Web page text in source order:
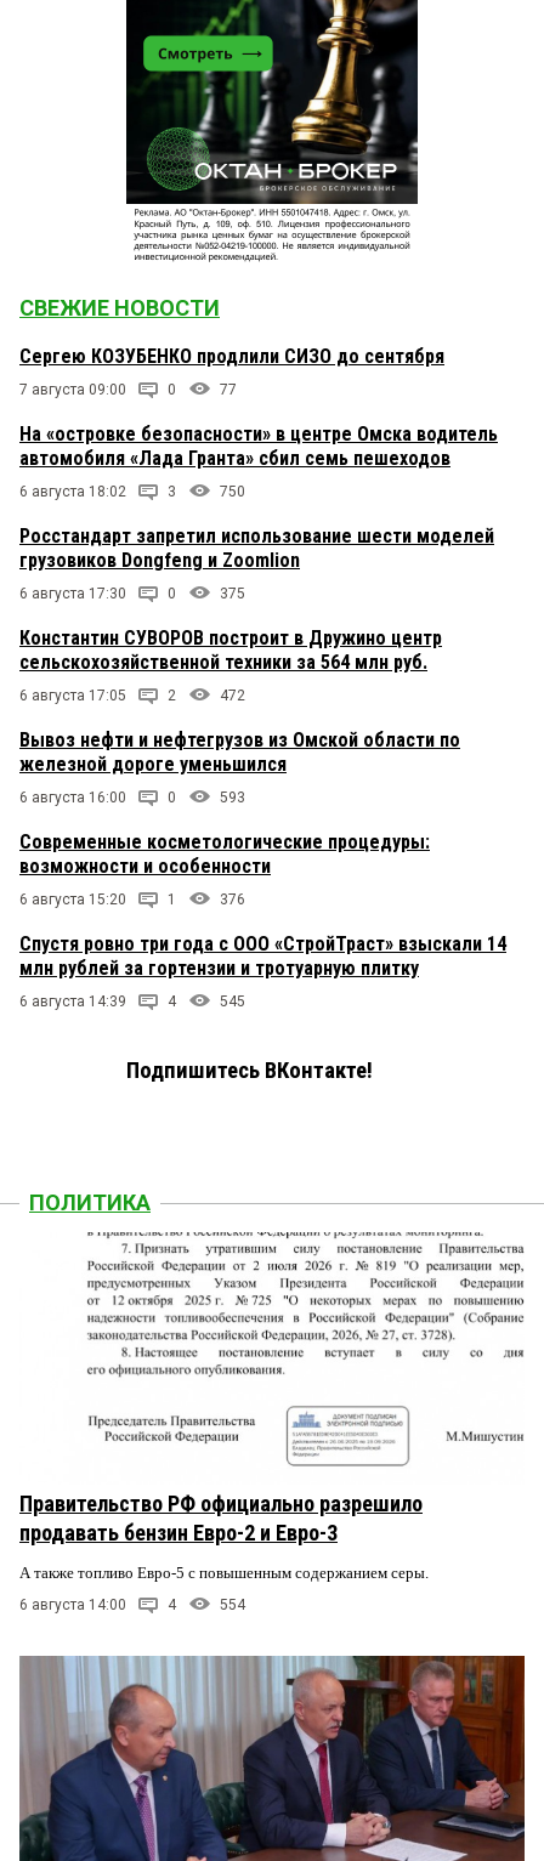
СВЕЖИЕ НОВОСТИ
Сергею КОЗУБЕНКО продлили СИЗО до сентября
7 августа 09:00 0 77
На «островке безопасности» в центре Омска водитель
автомобиля «Лада Гранта» сбил семь пешеходов
6 августа 18:02 3 750
Росстандарт запретил использование шести моделей
грузовиков Dongfeng и Zoomlion
6 августа 17:30 0 375
Константин СУВОРОВ построит в Дружино центр
сельскохозяйственной техники за 564 млн руб.
6 августа 17:05 2 472
Вывоз нефти и нефтегрузов из Омской области по
железной дороге уменьшился
6 августа 16:00 0 593
Современные косметологические процедуры:
возможности и особенности
6 августа 15:20 1 376
Спустя ровно три года с ООО «СтройТраст» взыскали 14
млн рублей за гортензии и тротуарную плитку
6 августа 14:39 4 545
Подпишитесь ВКонтакте!
ПОЛИТИКА
Правительство РФ официально разрешило
продавать бензин Евро-2 и Евро-3
А также топливо Евро-5 с повышенным содержанием серы.
6 августа 14:00 4 554